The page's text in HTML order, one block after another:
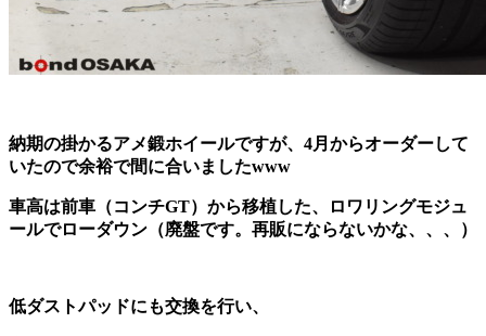
納期の掛かるアメ鍛ホイールですが、4月からオーダーして
いたので余裕で間に合いましたwww
車高は前車（コンチGT）から移植した、ロワリングモジュ
ールでローダウン（廃盤です。再販にならないかな、、、）
低ダストパッドにも交換を行い、